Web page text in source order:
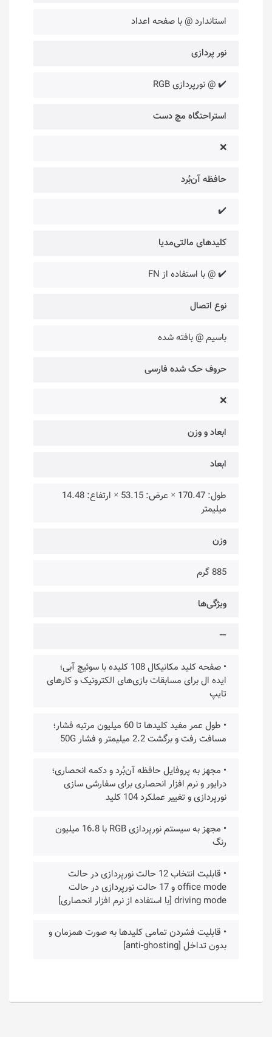
استاندارد @ با صفحه اعداد
نور پردازی
✔️ @ نورپردازی RGB
استراحتگاه مچ دست
❌
حافظه آن‌بُرد
✔️
کلیدهای مالتی‌مدیا
✔️ @ با استفاده از FN
نوع اتصال
باسیم @ بافته شده
حروف حک شده فارسی
❌
ابعاد و وزن
ابعاد
طول: 170.47 × عرض: 53.15 × ارتفاع: 14.48
میلیمتر
وزن
885 گرم
ویژگی‌ها
—
• صفحه کلید مکانیکال 108 کلیده با سوئیچ آبی؛
ایده ال برای مسابقات بازی‌های الکترونیک و کارهای
تایپ
• طول عمر مفید کلیدها تا 60 میلیون مرتبه فشار؛
مسافت رفت و برگشت 2.2 میلیمتر و فشار 50G
• مجهز به پروفایل حافظه آن‌بُرد و دکمه انحصاری؛
درایور و نرم افزار انحصاری برای سفارشی سازی
نورپردازی و تغییر عملکرد 104 کلید
• مجهز به سیستم نورپردازی RGB با 16.8 میلیون
رنگ
• قابلیت انتخاب 12 حالت نورپردازی در حالت
office mode و 17 حالت نورپردازی در حالت
driving mode [با استفاده از نرم افزار انحصاری]
• قابلیت فشردن تمامی کلیدها به صورت همزمان و
بدون تداخل [anti-ghosting]